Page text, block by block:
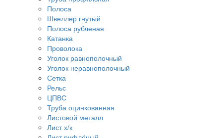
Полоса
Швеллер гнутый
Полоса рубленая
Катанка
Проволока
Уголок равнополочный
Уголок неравнополочный
Сетка
Рельс
ЦПВС
Труба оцинкованная
Листовой металл
Лист х/к